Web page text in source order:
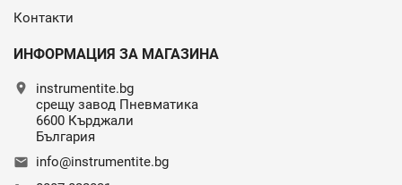
Контакти
ИНФОРМАЦИЯ ЗА МАГАЗИНА
location_on
instrumentite.bg
срещу завод Пневматика
6600 Кърджали
България
email info@instrumentite.bg